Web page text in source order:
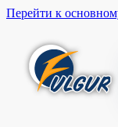
Перейти к